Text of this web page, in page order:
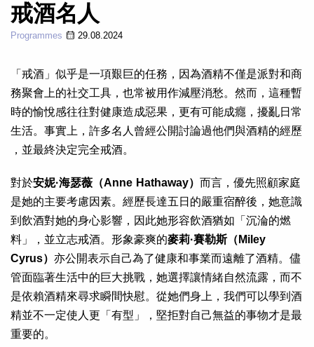
戒酒名人
Programmes 29.08.2024
「戒酒」似乎是一項艱巨的任務，因為酒精不僅是派對和商
務聚會上的社交工具，也常被用作減壓消愁。然而，這種暫
時的愉悅感往往對健康造成惡果，更有可能成癮，擾亂日常
生活。事實上，許多名人曾經公開討論過他們與酒精的經歷
，並最終決定完全戒酒。
對於安妮·海瑟薇（Anne Hathaway） 而言，優先照顧家庭
是她的主要考慮因素。經歷長達五日的嚴重宿醉後，她意識
到飲酒對她的身心影響，因此她形容飲酒猶如「沉淪的燃
料」，並立志戒酒。形象豪爽的麥莉·賽勒斯（Miley
Cyrus） 亦公開表示自己為了健康和事業而遠離了酒精。儘
管面臨著生活中的巨大挑戰，她選擇讓情緒自然流露，而不
是依賴酒精來尋求瞬間快慰。從她們身上，我們可以學到酒
精並不一定使人更「有型」，堅拒對自己無益的事物才是最
重要的。